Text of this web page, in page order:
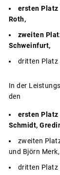
ersten Platz
Roth,
zweiten
Schweinfurt,
dritten Platz
In der
den
ersten Platz
Schmidt,
zweiten
und Björn
dritten Platz